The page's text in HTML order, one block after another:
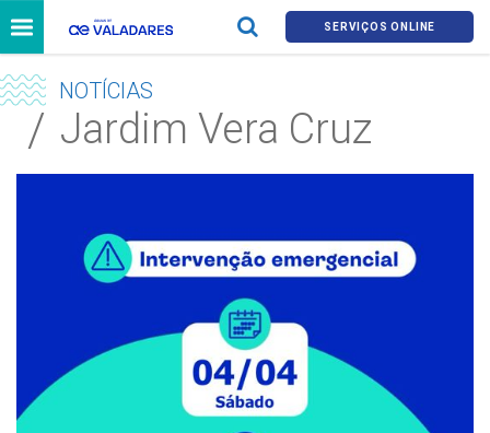
SERVIÇOS ONLINE
NOTÍCIAS
Jardim Vera Cruz